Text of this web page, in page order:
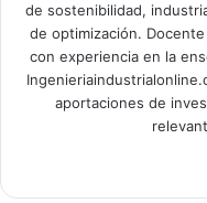
de sostenibilidad,
de optimización.
con experiencia en la
aportaciones de